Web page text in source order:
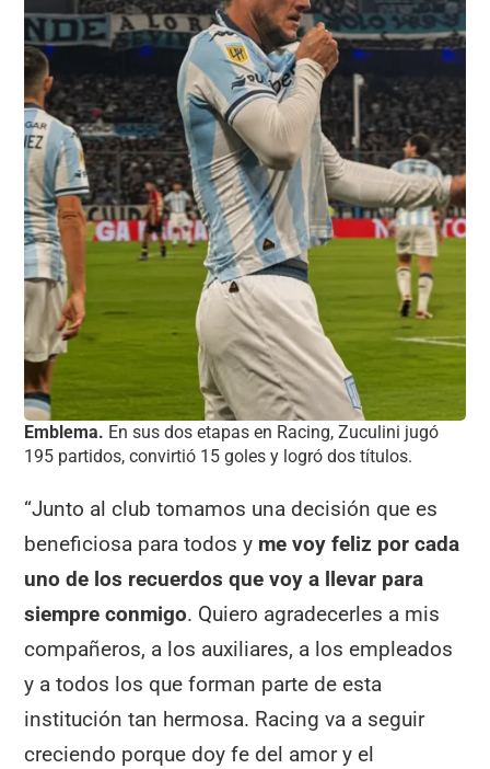
Emblema. En sus dos etapas en Racing, Zuculini jugó
195 partidos, convirtió 15 goles y logró dos títulos.
“Junto al club tomamos una decisión que es
beneficiosa para todos y me voy feliz por cada
uno de los recuerdos que voy a llevar para
siempre conmigo. Quiero agradecerles a mis
compañeros, a los auxiliares, a los empleados
y a todos los que forman parte de esta
institución tan hermosa. Racing va a seguir
creciendo porque doy fe del amor y el